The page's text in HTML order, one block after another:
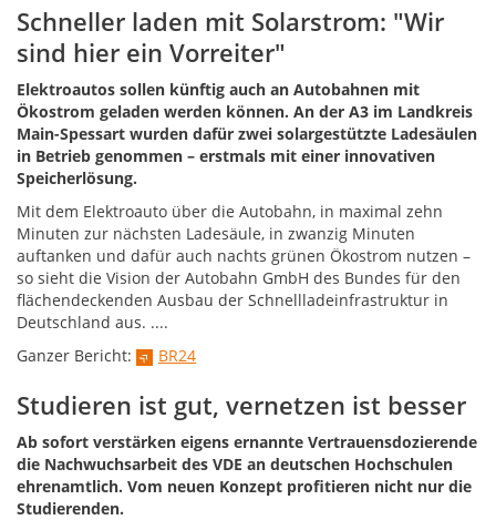
Schneller laden mit Solarstrom: "Wir
sind hier ein Vorreiter"
Elektroautos sollen künftig auch an Autobahnen mit
Ökostrom geladen werden können. An der A3 im Landkreis
Main-Spessart wurden dafür zwei solargestützte Ladesäulen
in Betrieb genommen – erstmals mit einer innovativen
Speicherlösung.
Mit dem Elektroauto über die Autobahn, in maximal zehn
Minuten zur nächsten Ladesäule, in zwanzig Minuten
auftanken und dafür auch nachts grünen Ökostrom nutzen –
so sieht die Vision der Autobahn GmbH des Bundes für den
flächendeckenden Ausbau der Schnellladeinfrastruktur in
Deutschland aus. ....
Ganzer Bericht:
BR24
Studieren ist gut, vernetzen ist besser
Ab sofort verstärken eigens ernannte Vertrauensdozierende
die Nachwuchsarbeit des VDE an deutschen Hochschulen
ehrenamtlich. Vom neuen Konzept profitieren nicht nur die
Studierenden.